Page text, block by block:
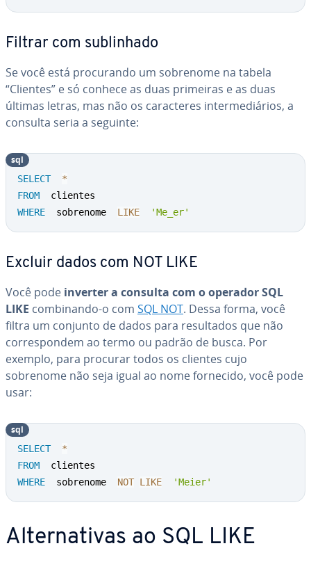
Filtrar com su­bli­nhado
Se você está pro­cu­rando um sobrenome na tabela
“Clientes” e só conhece as duas primeiras e as duas
últimas letras, mas não os ca­rac­te­res in­ter­me­diá­rios, a
consulta seria a seguinte:
SELECT
*
FROM
WHERE
  sobrenome
LIKE 'Me_er'
sql
Excluir dados com NOT LIKE
Você pode inverter a consulta com o operador SQL
LIKE com­bi­nando-o com SQL NOT. Dessa forma, você
filtra um conjunto de dados para re­sul­ta­dos que não
cor­res­pon­dem ao termo ou padrão de busca. Por
exemplo, para procurar todos os clientes cujo
sobrenome não seja igual ao nome fornecido, você pode
usar:
SELECT
*
FROM
WHERE
  sobrenome
NOT LIKE 'Meier'
sql
Al­ter­na­ti­vas ao SQL LIKE